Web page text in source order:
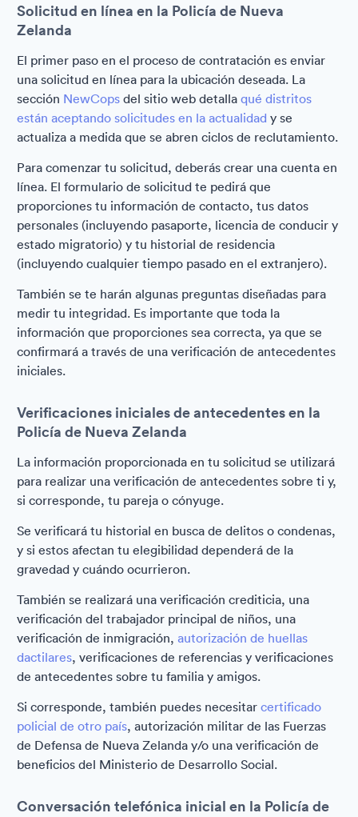
Solicitud en línea en la Policía de Nueva
Zelanda
El primer paso en el proceso de contratación es enviar
una solicitud en línea para la ubicación deseada. La
sección NewCops del sitio web detalla qué distritos
están aceptando solicitudes en la actualidad y se
actualiza a medida que se abren ciclos de reclutamiento.
Para comenzar tu solicitud, deberás crear una cuenta en
línea. El formulario de solicitud te pedirá que
proporciones tu información de contacto, tus datos
personales (incluyendo pasaporte, licencia de conducir y
estado migratorio) y tu historial de residencia
(incluyendo cualquier tiempo pasado en el extranjero).
También se te harán algunas preguntas diseñadas para
medir tu integridad. Es importante que toda la
información que proporciones sea correcta, ya que se
confirmará a través de una verificación de antecedentes
iniciales.
Verificaciones iniciales de antecedentes en la
Policía de Nueva Zelanda
La información proporcionada en tu solicitud se utilizará
para realizar una verificación de antecedentes sobre ti y,
si corresponde, tu pareja o cónyuge.
Se verificará tu historial en busca de delitos o condenas,
y si estos afectan tu elegibilidad dependerá de la
gravedad y cuándo ocurrieron.
También se realizará una verificación crediticia, una
verificación del trabajador principal de niños, una
verificación de inmigración, autorización de huellas
dactilares, verificaciones de referencias y verificaciones
de antecedentes sobre tu familia y amigos.
Si corresponde, también puedes necesitar certificado
policial de otro país, autorización militar de las Fuerzas
de Defensa de Nueva Zelanda y/o una verificación de
beneficios del Ministerio de Desarrollo Social.
Conversación telefónica inicial en la Policía de